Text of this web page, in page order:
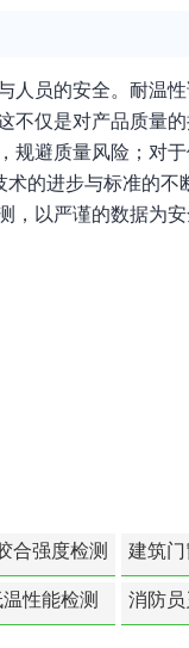
员的安全。耐温
仅是对产品质量的
避质量风险；对
的进步与标准的
以严谨的数据为
合强度检测
建筑
度-
性能检测
消防